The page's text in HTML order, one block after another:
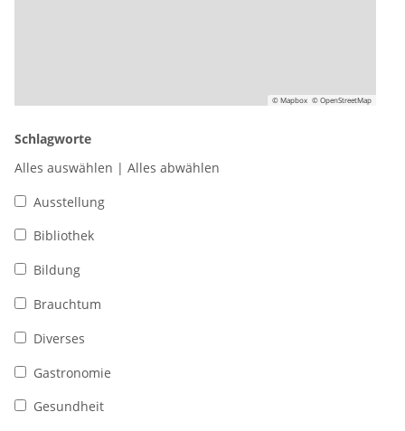
© Mapbox © OpenStreetMap
Schlagworte
Alles auswählen | Alles abwählen
Ausstellung
Bibliothek
Bildung
Brauchtum
Diverses
Gastronomie
Gesundheit